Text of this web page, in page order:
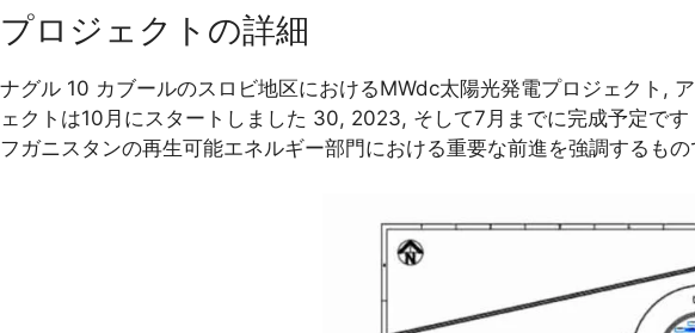
プロジェクトの詳細
ナグル 10 カブールのスロビ地区におけるMWdc太陽光発電プロジェクト,
ェクトは10月にスタートしました 30, 2023, そして7月までに完成予定で
フガニスタンの再生可能エネルギー部門における重要な前進を強調するもの